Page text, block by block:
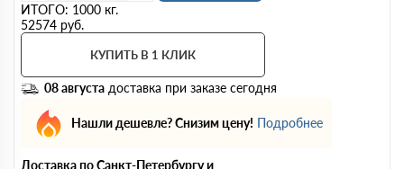
ИТОГО: 1000 кг.
52574 руб.
КУПИТЬ В 1 КЛИК
08 августа доставка при заказе сегодня
Нашли дешевле? Снизим цену! Подробнее
Доставка по Санкт-Петербургу и